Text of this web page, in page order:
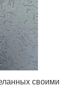
своими